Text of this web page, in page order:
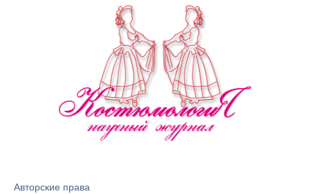
Авторские права